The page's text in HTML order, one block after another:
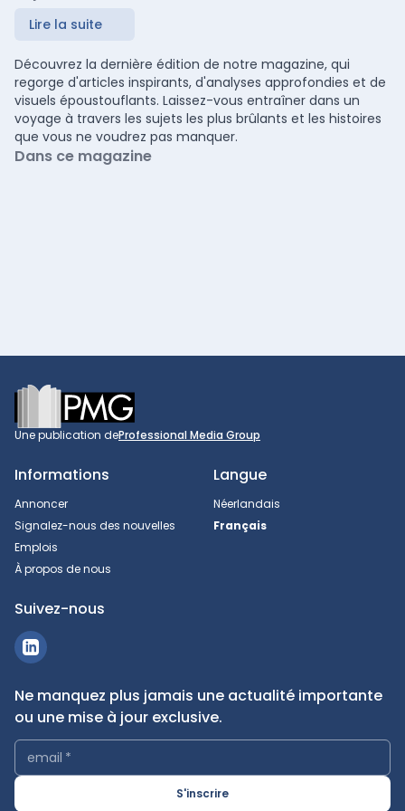
Lire la suite
Découvrez la dernière édition de notre magazine, qui
regorge d'articles inspirants, d'analyses approfondies et de
visuels époustouflants. Laissez-vous entraîner dans un
voyage à travers les sujets les plus brûlants et les histoires
que vous ne voudrez pas manquer.
Dans ce magazine
Footer
Une publication deProfessional Media Group
Informations
Annoncer
Signalez-nous des nouvelles
Emplois
À propos de nous
Langue
Néerlandais
Français
Suivez-nous
Ne manquez plus jamais une actualité importante
ou une mise à jour exclusive.
email *
S'inscrire